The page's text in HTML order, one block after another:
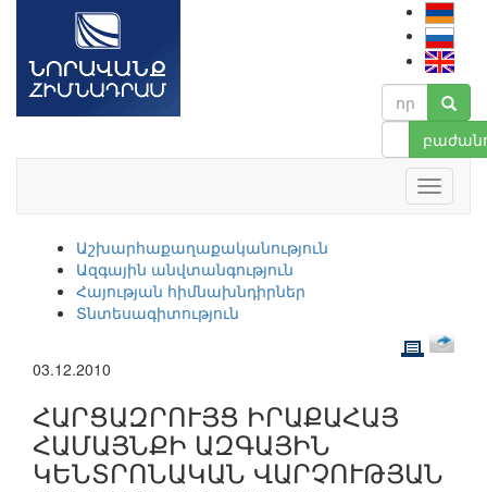
Աշխարհաքաղաքականություն
Ազգային անվտանգություն
Հայության հիմնախնդիրներ
Տնտեսագիտություն
03.12.2010
ՀԱՐՑԱԶՐՈՒՅՑ ԻՐԱՔԱՀԱՅ
ՀԱՄԱՅՆՔԻ ԱԶԳԱՅԻՆ
ԿԵՆՏՐՈՆԱԿԱՆ ՎԱՐՉՈՒԹՅԱՆ